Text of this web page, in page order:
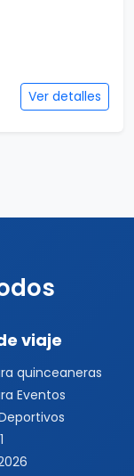
Ver detalles
viaje
quinceaneras
Eventos